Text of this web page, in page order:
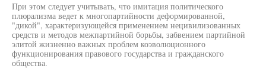
При этом следует учитывать, что имитация политического
плюрализма ведет к многопартийности деформированной,
"дикой", характеризующейся применением нецивилизованных
средств и методов межпартийной борьбы, забвением партийной
элитой жизненно важных проблем коэволюционного
функционирования правового государства и гражданского
общества.